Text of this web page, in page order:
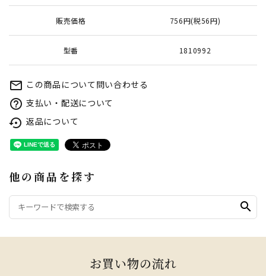
販売価格 756円(税56円)
型番 1810992
mail_outline この商品について問い合わせる
help_outline 支払い・配送について
settings_backup_restore 返品について
他の商品を探す
search
お買い物の流れ